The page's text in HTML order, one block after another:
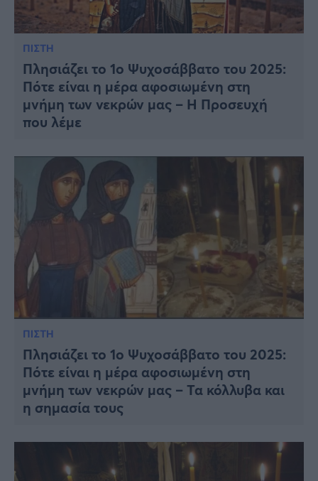
ΠΙΣΤΗ
Πλησιάζει το 1ο Ψυχοσάββατο του 2025:
Πότε είναι η μέρα αφοσιωμένη στη
μνήμη των νεκρών μας – Η Προσευχή
που λέμε
ΠΙΣΤΗ
Πλησιάζει το 1ο Ψυχοσάββατο του 2025:
Πότε είναι η μέρα αφοσιωμένη στη
μνήμη των νεκρών μας – Τα κόλλυβα και
η σημασία τους